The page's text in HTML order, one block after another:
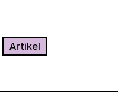
Artikel